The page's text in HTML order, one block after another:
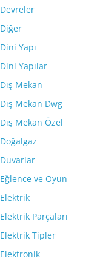
Devreler
Diğer
Dini Yapı
Dini Yapılar
Dış Mekan
Dış Mekan Dwg
Dış Mekan Özel
Doğalgaz
Duvarlar
Eğlence ve Oyun
Elektrik
Elektrik Parçaları
Elektrik Tipler
Elektronik